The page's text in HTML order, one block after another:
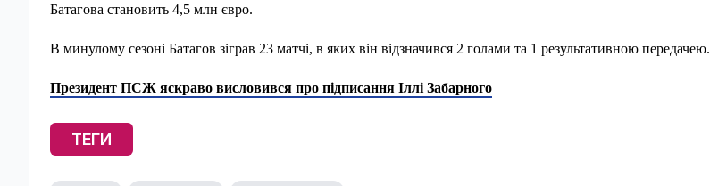
Батагова становить 4,5 млн євро.
В минулому сезоні Батагов зіграв 23 матчі, в яких він відзначився 2 голами та 1 результативною передачею.
Президент ПСЖ яскраво висловився про підписання Іллі Забарного
ТЕГИ